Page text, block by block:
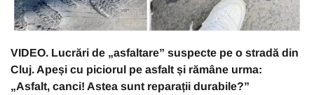
VIDEO. Lucrări de „asfaltare” suspecte pe o stradă din
Cluj. Apeși cu piciorul pe asfalt și rămâne urma:
„Asfalt, canci! Astea sunt reparații durabile?”